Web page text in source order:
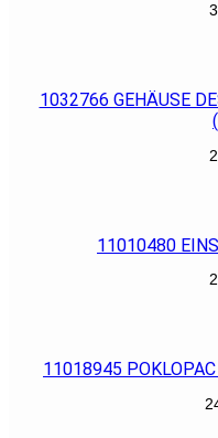
1032766 GEHÄUSE
11010480
11018945